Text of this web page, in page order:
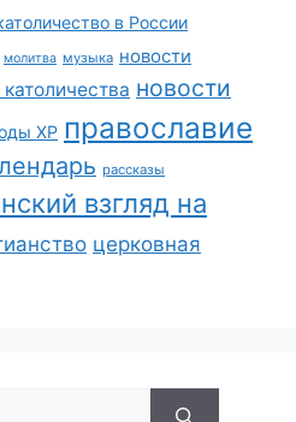
в России
молитва музыка новости
новости
ХР православие
рассказы
взгляд на
церковная